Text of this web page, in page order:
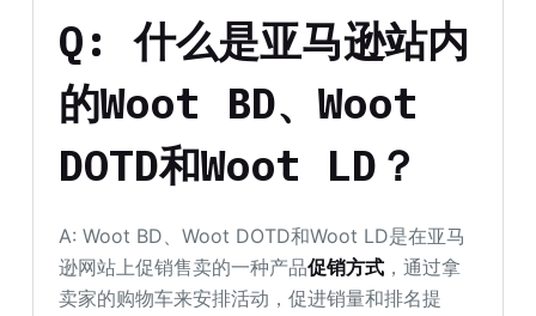
Q: 什么是亚马逊站内
的Woot BD、Woot
DOTD和Woot LD？
A: Woot BD、Woot DOTD和Woot LD是在亚马
逊网站上促销售卖的一种产品促销方式 ，通过拿
卖家的购物车来安排活动，促进销量和排名提